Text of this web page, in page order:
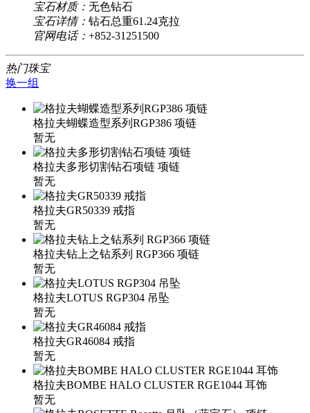
宝石材质： 无色钻石
宝石详情： 钻石总重61.24克拉
官网电话： +852-31251500
热门珠宝
换一组
格拉夫蝴蝶造型系列RGP386 项链
暂无
格拉夫多形切割钻石项链 项链
暂无
格拉夫GR50339 戒指
暂无
格拉夫钻上之钻系列 RGP366 项链
暂无
格拉夫LOTUS RGP304 吊坠
暂无
格拉夫GR46084 戒指
暂无
格拉夫BOMBE HALO CLUSTER RGE1044 耳饰
暂无